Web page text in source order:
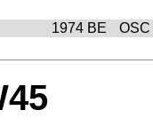
1974 BE